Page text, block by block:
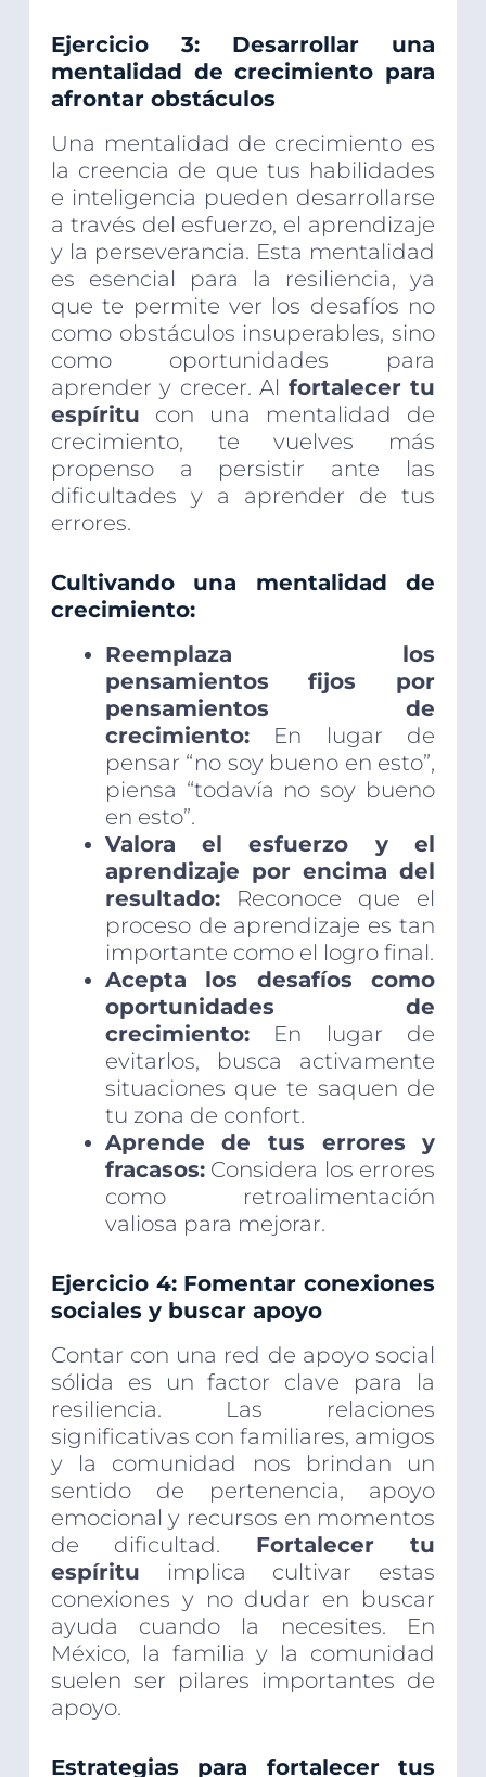
Ejercicio 3: Desarrollar una
mentalidad de crecimiento para
afrontar obstáculos
Una mentalidad de crecimiento es
la creencia de que tus habilidades
e inteligencia pueden desarrollarse
a través del esfuerzo, el aprendizaje
y la perseverancia. Esta mentalidad
es esencial para la resiliencia, ya
que te permite ver los desafíos no
como obstáculos insuperables, sino
como oportunidades para
aprender y crecer. Al fortalecer tu
espíritu con una mentalidad de
crecimiento, te vuelves más
propenso a persistir ante las
dificultades y a aprender de tus
errores.
Cultivando una mentalidad de
crecimiento:
Reemplaza los
pensamientos fijos por
pensamientos de
crecimiento:En lugar de
pensar “no soy bueno en esto”,
piensa “todavía no soy bueno
en esto”.
Valora el esfuerzo y el
aprendizaje por encima del
resultado:Reconoce que el
proceso de aprendizaje es tan
importante como el logro final.
Acepta los desafíos como
oportunidades de
crecimiento:En lugar de
evitarlos, busca activamente
situaciones que te saquen de
tu zona de confort.
Aprende de tus errores y
fracasos:Considera los errores
como retroalimentación
valiosa para mejorar.
Ejercicio 4: Fomentar conexiones
sociales y buscar apoyo
Contar con una red de apoyo social
sólida es un factor clave para la
resiliencia. Las relaciones
significativas con familiares, amigos
y la comunidad nos brindan un
sentido de pertenencia, apoyo
emocional y recursos en momentos
de dificultad. Fortalecer tu
espíritu implica cultivar estas
conexiones y no dudar en buscar
ayuda cuando la necesites. En
México, la familia y la comunidad
suelen ser pilares importantes de
apoyo.
Estrategias para fortalecer tus